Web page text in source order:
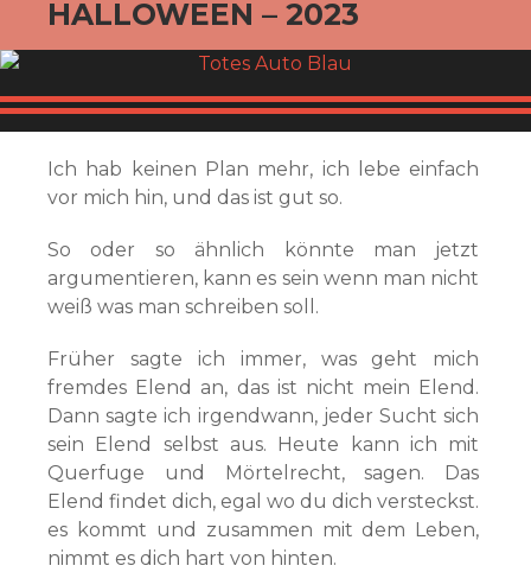
HALLOWEEN – 2023
Ich hab keinen Plan mehr, ich lebe einfach
vor mich hin, und das ist gut so.
So oder so ähnlich könnte man jetzt
argumentieren, kann es sein wenn man nicht
weiß was man schreiben soll.
Früher sagte ich immer, was geht mich
fremdes Elend an, das ist nicht mein Elend.
Dann sagte ich irgendwann, jeder Sucht sich
sein Elend selbst aus. Heute kann ich mit
Querfuge und Mörtelrecht, sagen. Das
Elend findet dich, egal wo du dich versteckst.
es kommt und zusammen mit dem Leben,
nimmt es dich hart von hinten.